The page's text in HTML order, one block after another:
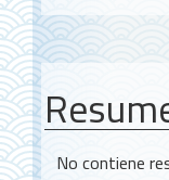
No contiene